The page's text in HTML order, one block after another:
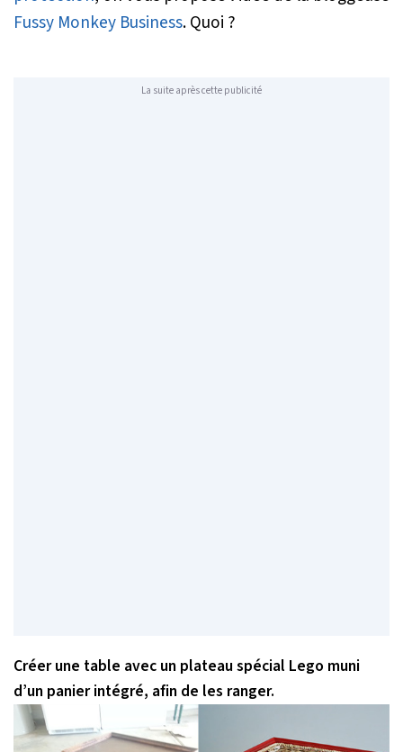
Fussy Monkey Business. Quoi ?
La suite après cette publicité
Créer une table avec un plateau spécial Lego muni
d’un panier intégré, afin de les ranger.